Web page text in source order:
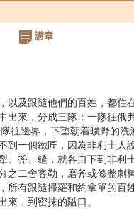
講章
以及跟隨他們的百姓，都住
出來，分成三隊：一隊往俄
往邊界，下望朝着曠野的洗
到一個鐵匠，因為非利士人
、斧、鏟，就各自下到非利
之二舍客勒，磨斧或修整刺
所有跟隨掃羅和約拿單的百
來，到密抹的隘口。